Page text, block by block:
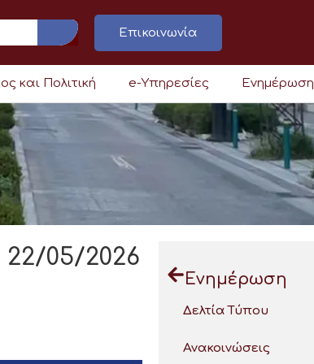
Επικοινωνία
και Πολιτική e-Υπηρεσίες Ενημέρωση
05/2026
Ενημέρωση
Δελτία Τύπου
Ανακοινώσεις